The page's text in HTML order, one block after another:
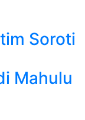
Soroti
Mahulu